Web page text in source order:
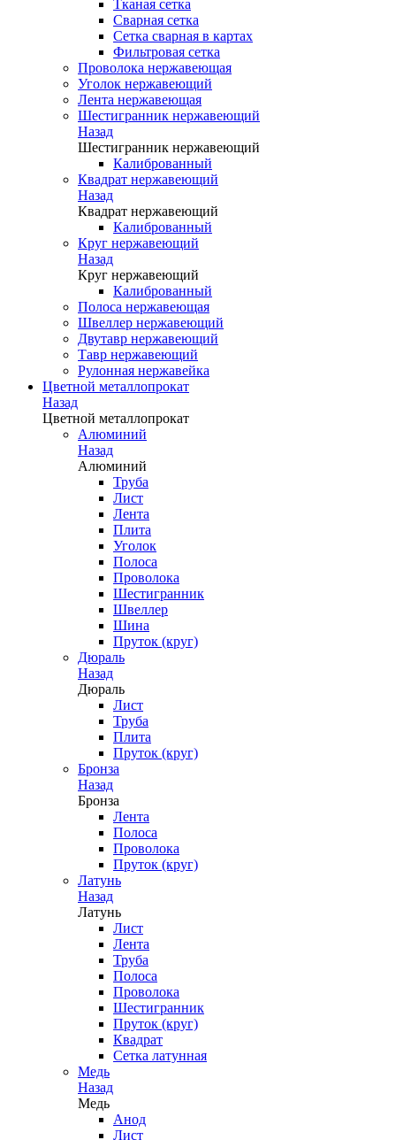
Тканая сетка
Сварная сетка
Сетка сварная в картах
Фильтровая сетка
Проволока нержавеющая
Уголок нержавеющий
Лента нержавеющая
Шестигранник нержавеющий
Назад
Шестигранник нержавеющий
Калиброванный
Квадрат нержавеющий
Назад
Квадрат нержавеющий
Калиброванный
Круг нержавеющий
Назад
Круг нержавеющий
Калиброванный
Полоса нержавеющая
Швеллер нержавеющий
Двутавр нержавеющий
Тавр нержавеющий
Рулонная нержавейка
Цветной металлопрокат
Назад
Цветной металлопрокат
Алюминий
Назад
Алюминий
Труба
Лист
Лента
Плита
Уголок
Полоса
Проволока
Шестигранник
Швеллер
Шина
Пруток (круг)
Дюраль
Назад
Дюраль
Лист
Труба
Плита
Пруток (круг)
Бронза
Назад
Бронза
Лента
Полоса
Проволока
Пруток (круг)
Латунь
Назад
Латунь
Лист
Лента
Труба
Полоса
Проволока
Шестигранник
Пруток (круг)
Квадрат
Сетка латунная
Медь
Назад
Медь
Анод
Лист